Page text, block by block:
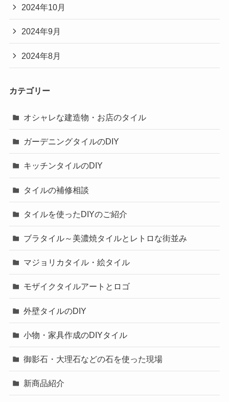
2024年10月
2024年9月
2024年8月
カテゴリー
オシャレな建造物・お店のタイル
ガーデニングタイルのDIY
キッチンタイルのDIY
タイルの補修相談
タイルを使ったDIYのご紹介
ブラタイル～美濃焼タイルとレトロな街並み
マジョリカタイル・絵タイル
モザイクタイルアートとロゴ
外壁タイルのDIY
小物・家具作成のDIYタイル
御影石・大理石などの石を使った現場
新商品紹介